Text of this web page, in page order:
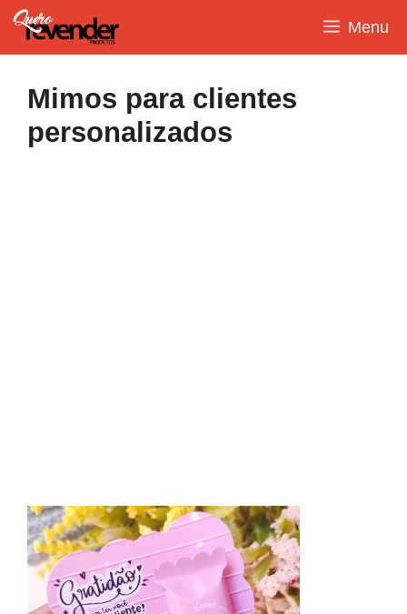
Pular
para
o
Menu
Mimos para clientes
personalizados